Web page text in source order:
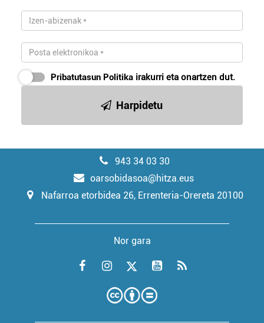
Pribatutasun Politika irakurri eta onartzen dut.
Harpidetu
943 34 03 30
oarsobidasoa@hitza.eus
Nafarroa etorbidea 26, Errenteria-Orereta 20100
Nor gara